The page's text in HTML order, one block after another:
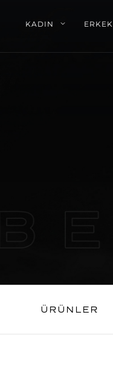
KADIN ERKEK
ÜRÜNLER